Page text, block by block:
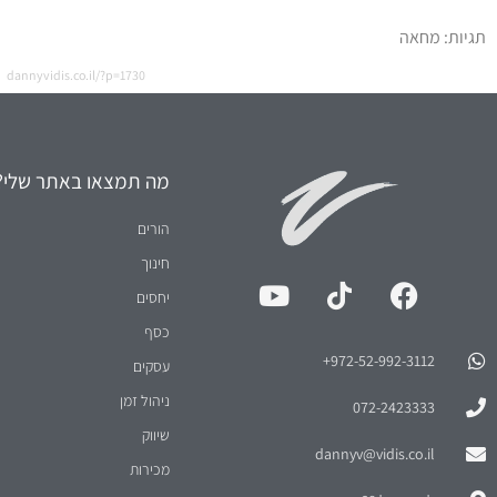
תגיות: מחאה
dannyvidis.co.il/?p=1730
972-52-992-3112⁩+
072-2423333
dannyv@vidis.co.il
מה תמצאו באתר
הורים
חינוך
יחסים
כסף
עסקים
ניהול זמן
שיווק
מכירות